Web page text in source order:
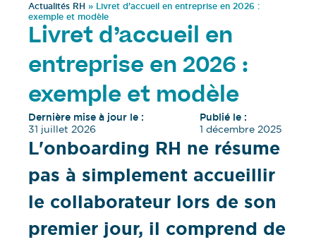
Actualités RH » Livret d’accueil en entreprise en 2026 :
exemple et modèle
Livret d’accueil en
entreprise en 2026 :
exemple et modèle
Dernière mise à jour le :
31 juillet 2026
Publié le :
1 décembre 2025
L'onboarding RH ne résume
pas à simplement accueillir
le collaborateur lors de son
premier jour, il comprend de